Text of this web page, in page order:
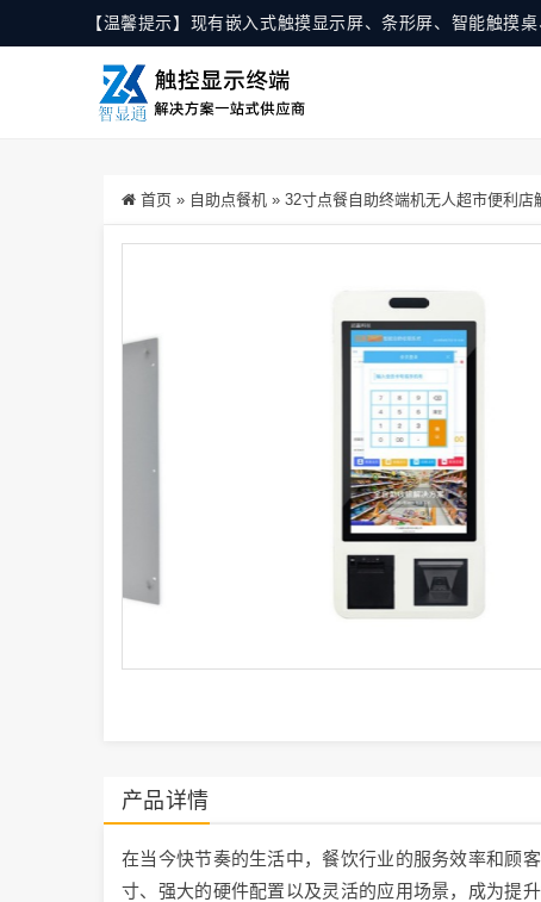
【温馨提示】现有嵌入式触摸显示屏、条形屏、智能触摸
首页 » 自助点餐机 » 32寸点餐自助终端机无人超市便利
产品详情
在当今快节奏的生活中，餐饮行业的服务效率和顾
寸、强大的硬件配置以及灵活的应用场景，成为提